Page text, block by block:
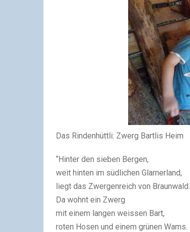
Das Rindenhüttli: Zwerg Bartlis Heim
“Hinter den sieben Bergen,
weit hinten im südlichen Glarnerland,
liegt das Zwergenreich von Braunwald.
Da wohnt ein Zwerg
mit einem langen weissen Bart,
roten Hosen und einem grünen Wams.